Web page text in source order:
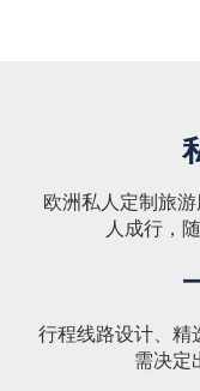
欧洲私人定制旅
人成行，
行程线路设计、
需决定